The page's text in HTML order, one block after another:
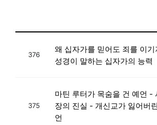
376
왜 십자가를 믿어도 죄를 이기
성경이 말하는 십자가의 능력
375
마틴 루터가 목숨을 건 예언 -
장의 진실 - 개신교가 잃어버
언